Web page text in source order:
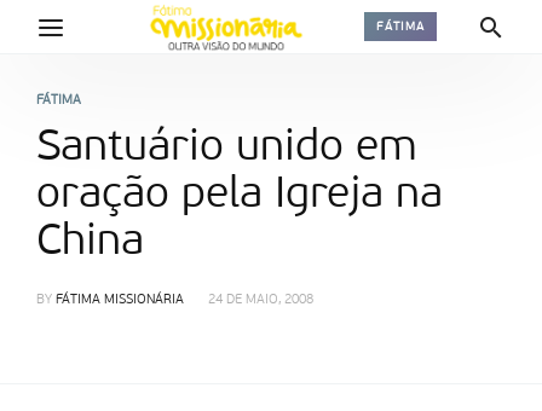
FÁTIMA
FÁTIMA
Santuário unido em
oração pela Igreja na
China
BY FÁTIMA MISSIONÁRIA 24 DE MAIO, 2008